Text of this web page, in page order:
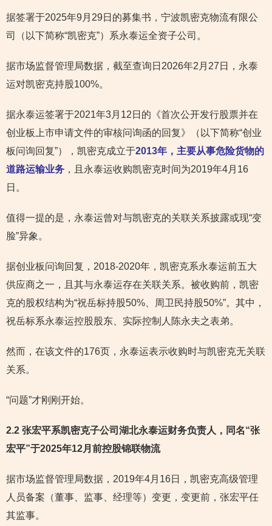
据签署于2025年9月29日的募集书，宁波凯密克物流有限公
司（以下简称“凯密克”）系永泰运全资子公司。
据市场监督管理局数据，截至查询日2026年2月27日，永泰
运对凯密克持股100%。
据永泰运签署于2021年3月12日的《首次公开发行股票并在
创业板上市申请文件的审核问询函的回复》（以下简称“创业
板问询回复”），凯密克成立于2013年，主要从事危险货物的
道路运输业务 ，且永泰运收购凯密克时间为2019年4月16
日。
值得一提的是，永泰运曾对与凯密克的关联关系披露或现“变
脸”异象。
据创业板问询回复，2018-2020年，凯密克系永泰运前五大
供应商之一，且其与永泰运存在关联关系。被收购前，凯密
克的股权结构为“祝岳标持股50%、周卫民持股50%”。其中，
祝岳标系永泰运控股股东、实际控制人陈永夫之表弟。
然而，在该文件的176页，永泰运表示收购时与凯密克无关联
关系。
“问题”才刚刚开始。
2.2 张宏平系凯密克子公司湖北永泰运财务负责人，同名“张
宏平”于2025年12月前控股锦联物流
据市场监督管理局数据，2019年4月16日，凯密克高级管理
人员备案（董事、监事、经理等）变更，变更前，张宏平任
其监事。